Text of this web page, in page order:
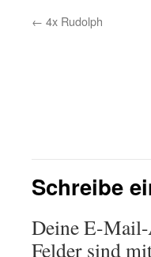
← 4x Rudolph
Schreibe
Deine E-
Felder sind